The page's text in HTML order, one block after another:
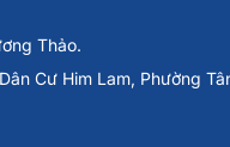
Thảo.
Cư Him Lam, Phường